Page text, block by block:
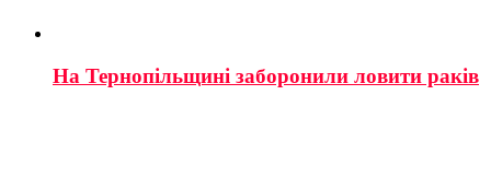
На Тернопільщині заборонили ловити раків